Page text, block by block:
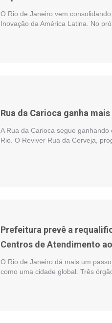
O Rio de Janeiro vem
Inovação da América Latina. No
Rua da Carioca ganha
A Rua da Carioca segue
Rio. O Reviver Rua da Cerveja,
Prefeitura prevê a
Centros de Atendimento
O Rio de Janeiro dá mais um
como uma cidade global. Três